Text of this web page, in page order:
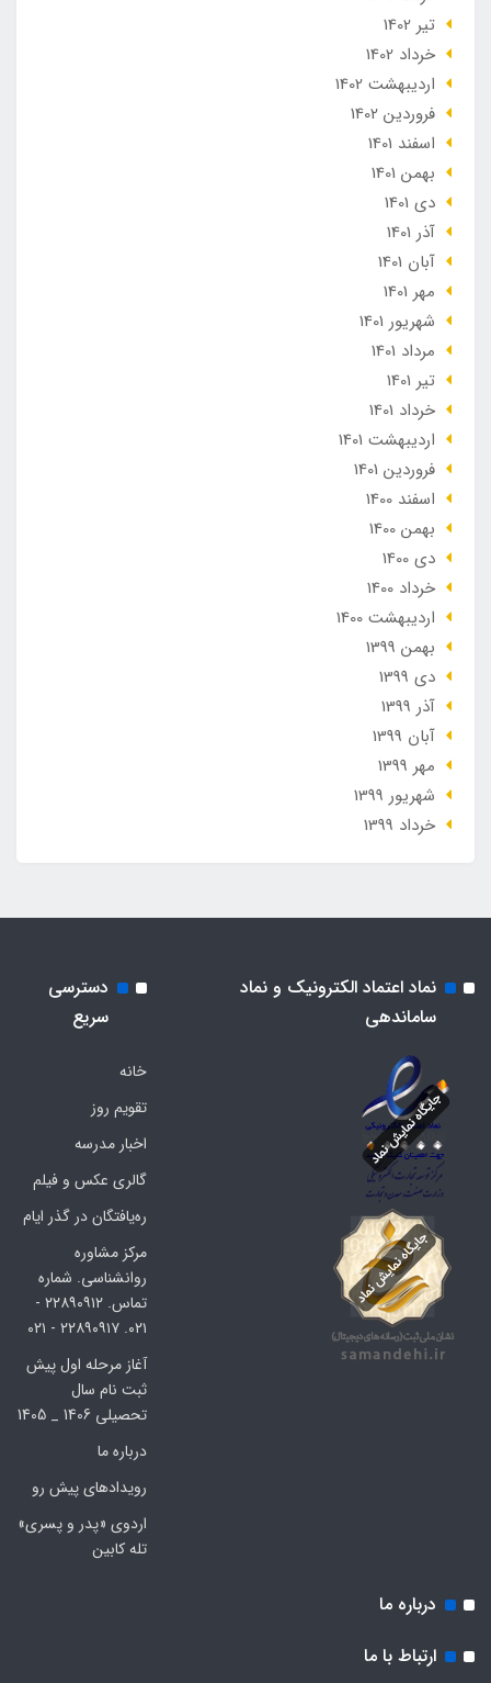
تير 1402
خرداد 1402
ارديبهشت 1402
فروردین 1402
اسفند 1401
بهمن 1401
دی 1401
آذر 1401
آبان 1401
مهر 1401
شهریور 1401
مرداد 1401
تير 1401
خرداد 1401
ارديبهشت 1401
فروردین 1401
اسفند 1400
بهمن 1400
دی 1400
خرداد 1400
ارديبهشت 1400
بهمن 1399
دی 1399
آذر 1399
آبان 1399
مهر 1399
شهریور 1399
خرداد 1399
نماد اعتماد الکترونیک و نماد
ساماندهی
دسترسی
سریع
خانه
تقویم روز
اخبار مدرسه
گالری عکس و فیلم
ره‌یافتگان در گذر ایام
مرکز مشاوره
روانشناسی. شماره
تماس. ۲۲۸۹۰۹۱۲ -
۰۲۱. ۲۲۸۹۰۹۱۷ - ۰۲۱
آغاز مرحله اول پیش
ثبت نام سال
تحصیلی 1406 _ 1405
درباره ما
رویدادهای پیش رو
اردوی «پدر و پسری»
تله کابین
درباره ما
ارتباط با ما